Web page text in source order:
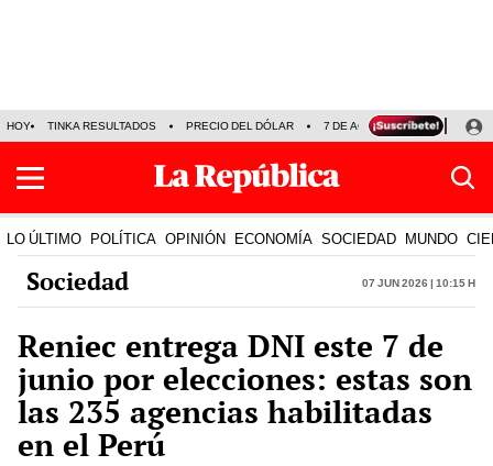
HOY TINKA RESULTADOS PRECIO DEL DÓLAR 7 DE AGOSTO OLLANTA
LO ÚLTIMO POLÍTICA OPINIÓN ECONOMÍA SOCIEDAD MUNDO
Sociedad 07 Jun 2026 | 10:15 h
Reniec entrega DNI este 7 de
junio por elecciones: estas son
las 235 agencias habilitadas
en el Perú